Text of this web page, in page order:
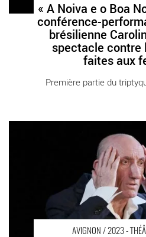
« A Noiva e o Boa
conférence-
brésilienne
spectacle contre
faites aux
AVIGNON / 2023 -
et émouvante signée par Jean-
Avignon / 2023 Avignon Avignon